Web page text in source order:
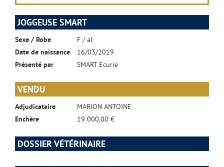
JOGGEUSE SMART
Sexe / Robe
F / al
Date de naissance
16/03/2019
Présenté par
SMART Ecurie
VENDU
Adjudicataire
MARION ANTOINE
Enchère
19 000,00 €
DOSSIER VÉTÉRINAIRE